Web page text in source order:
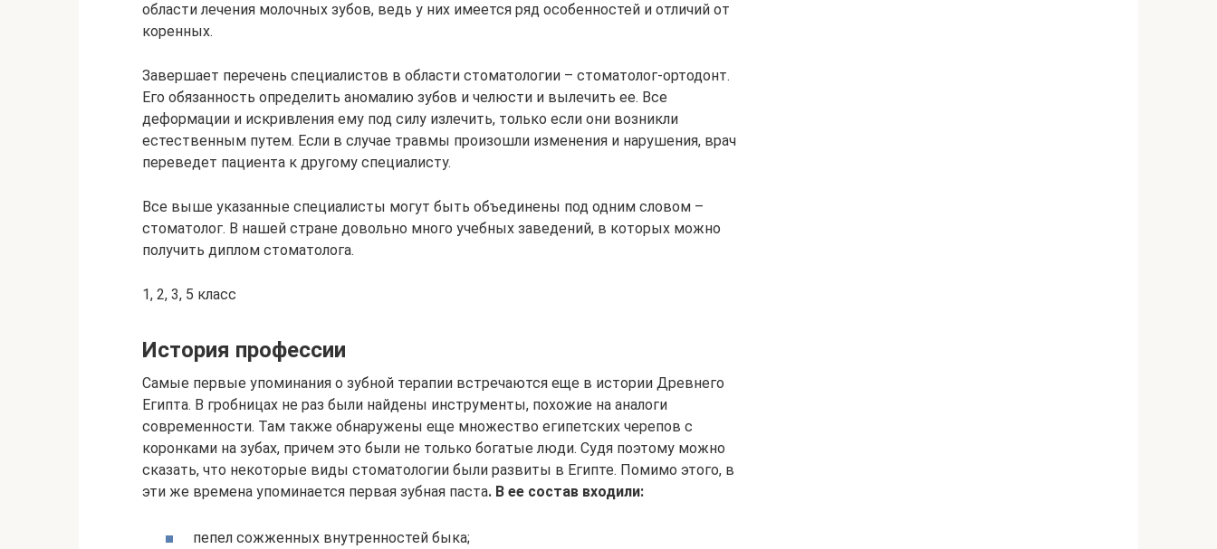
области лечения молочных зубов, ведь у них имеется ряд особенностей и отличий от
коренных.
Завершает перечень специалистов в области стоматологии – стоматолог-ортодонт.
Его обязанность определить аномалию зубов и челюсти и вылечить ее. Все
деформации и искривления ему под силу излечить, только если они возникли
естественным путем. Если в случае травмы произошли изменения и нарушения, врач
переведет пациента к другому специалисту.
Все выше указанные специалисты могут быть объединены под одним словом –
стоматолог. В нашей стране довольно много учебных заведений, в которых можно
получить диплом стоматолога.
1, 2, 3, 5 класс
История профессии
Самые первые упоминания о зубной терапии встречаются еще в истории Древнего
Египта. В гробницах не раз были найдены инструменты, похожие на аналоги
современности. Там также обнаружены еще множество египетских черепов с
коронками на зубах, причем это были не только богатые люди. Судя поэтому можно
сказать, что некоторые виды стоматологии были развиты в Египте. Помимо этого, в
эти же времена упоминается первая зубная паста. В ее состав входили:
пепел сожженных внутренностей быка;